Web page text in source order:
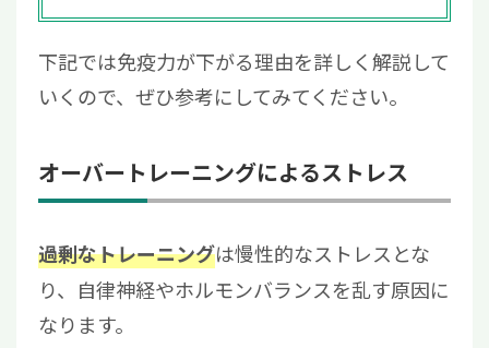
下記では免疫力が下がる理由を詳しく解説して
いくので、ぜひ参考にしてみてください。
オーバートレーニングによるストレス
過剰なトレーニングは慢性的なストレスとな
り、自律神経やホルモンバランスを乱す原因に
なります。